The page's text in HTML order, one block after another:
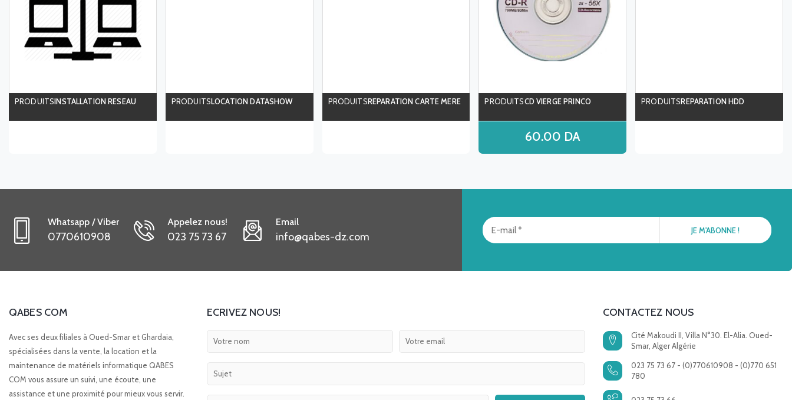
INSTALLATION RESEAU LOCATION DATASHOW REPARATION CARTE MERE CD VIERGE PRINCO
60.00 DA
REPARATION HDD
Whatsapp / Viber
0770610908
Appelez nous!
023 75 73 67
Email
info@qabes-dz.com
QABES COM
Avec ses deux filiales à Oued-Smar et Ghardaia,
spécialisées dans la vente, la location et la
maintenance de matériels informatique QABES
COM vous assure un suivi, une écoute, une
assistance et une proximité pour mieux vous servir.
ECRIVEZ NOUS! CONTACTEZ NOUS
Cité Makoudi II, Villa N°30. El-Alia. Oued-
Smar, Alger Algérie
023 75 73 67 - (0)770610908 - (0)770 651
780